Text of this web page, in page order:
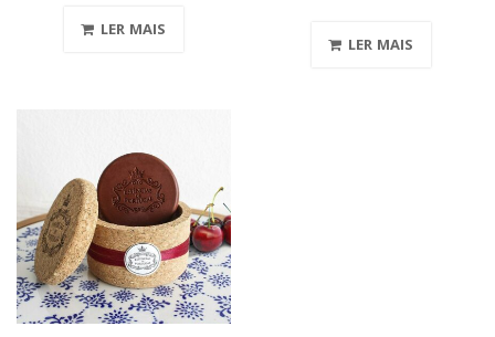
LER MAIS
LER MAIS